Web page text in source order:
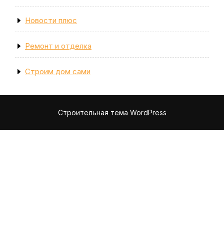
Новости плюс
Ремонт и отделка
Строим дом сами
Строительная тема WordPress